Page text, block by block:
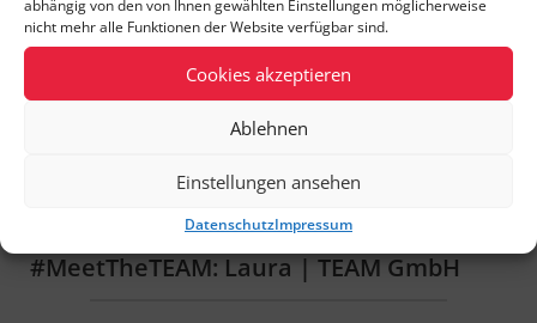
abhängig von den von Ihnen gewählten Einstellungen möglicherweise
nicht mehr alle Funktionen der Website verfügbar sind.
Cookies akzeptieren
Ablehnen
Einstellungen ansehen
DatenschutzImpressum
Video
#MeetTheTEAM: Laura | TEAM GmbH